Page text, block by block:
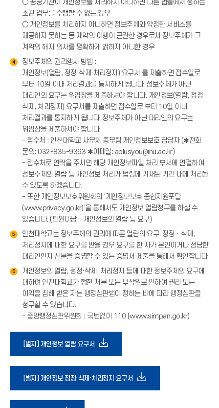
○ 공공기관이 개인정보를 처리하지 아니하면 다른 법률에서 정하는
소관 업무를 수행할 수 없는 경우
○ 개인정보를 처리하지 아니하면 정보주체와 약정한 서비스를
제공하지 못하는 등 계약의 이행이 곤란한 경우로서 정보주체가 그
계약의 해지 의사를 명확하게 밝히지 아니한 경우
4
정보주체의 권리행사 방법 :
개인정보(열람, 정정·삭제·처리정지) 요구서 를 제출하면 접수일로
부터 10일 이내 처리결과를 통지하게 됩니다. 정보주체가 아닌
대리인의 요구는 위임장을 제출하셔야 합니다. 개인정보(열람, 정정 ·
삭제, 처리정지) 요구서를 제출하면 접수일로 부터 10일 이내
처리결과를 통지하게 됩니다. 정보주체가 아닌 대리인의 요구는
위임장을 제출하셔야 합니다.
- 접수처 : 인천대학교 사무처 총무팀 개인정보보호 담당자 (✱전화
문의: 032-835-9363 ✱이메일: aplusyou@inu.ac.kr)
- 접수처로 연락을 주시면 해당 개인정보파일 처리 부서에 연결하여
정보주체의 열람 등 개인정보 처리가 법령에 기재된 기간 내에 처리될
수 있도록 하겠습니다.
- 또한 개인정보보호위원회의 ‘개인정보보호 종합지원포털
(www.privacy.go.kr)’을 통해서도 개인정보 열람청구를 하실 수
있습니다. (민원마당 - 개인정보의 열람 등 요구)
5
인천대학교는 정보주체의 권리에 따른 열람의 요구, 정정ㆍ삭제,
처리정지에 대한 요구를 받을 경우 요구를 한 자가 본인이거나 정당한
대리인인지 신분을 증명할 수 있는 증명서 제출을 통해서 확인합니다.
6
개인정보의 열람, 정정·삭제, 처리정지 등에 대한 정보주체의 요구에
대하여 인천대학교가 행한 처분 또는 부작위로 인하여 권리 또는
이익을 침해 받은 자는 행정심판법이 정하는 바에 따라 행정심판을
청구할 수 있습니다.
- 중앙행정심판위원회 : 국번없이 110 (www.simpan.go.kr)
[별지] 개인정보 열람 요구서 다
운
로
[별지] 개인정보 정정·삭제·처리정지 요구서 다